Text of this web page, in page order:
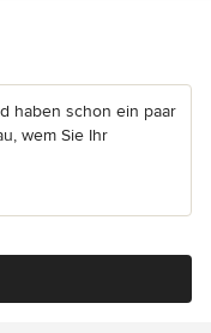
haben schon ein paar
wem Sie Ihr